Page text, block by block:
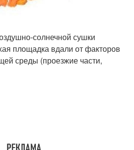
солнечной сушки
площадка вдали от факторов
среды (проезжие части,